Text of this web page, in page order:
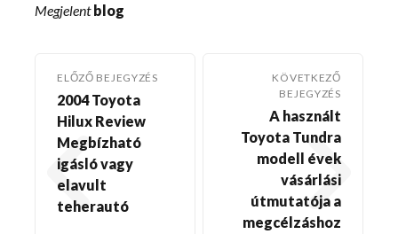
Megjelent blog
ELŐZŐ BEJEGYZÉS
2004 Toyota
Hilux Review
Megbízható
igásló vagy
elavult
teherautó
KÖVETKEZŐ
BEJEGYZÉS
A használt
Toyota Tundra
modell évek
vásárlási
útmutatója a
megcélzáshoz